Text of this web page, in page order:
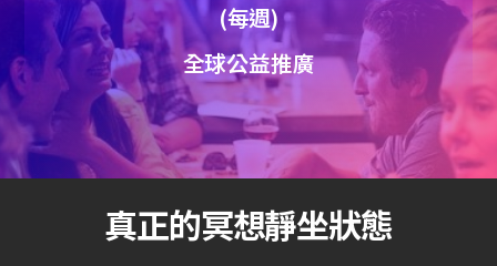
(每週)
全球公益推廣
真正的冥想靜坐狀態